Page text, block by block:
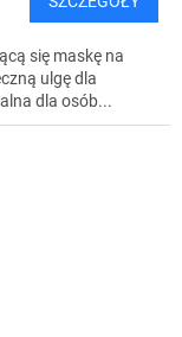
się maskę na
ulgę dla
dla osób...